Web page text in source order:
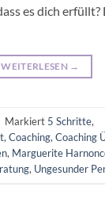
es dich
WEITERLESEN →
Markiert 5 Schritte,
, Coaching, Coaching
, Marguerite
, Ungesunder